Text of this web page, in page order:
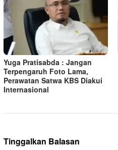
Yuga Pratisabda : Jangan
Terpengaruh Foto Lama,
Perawatan Satwa KBS Diakui
Internasional
Tinggalkan Balasan